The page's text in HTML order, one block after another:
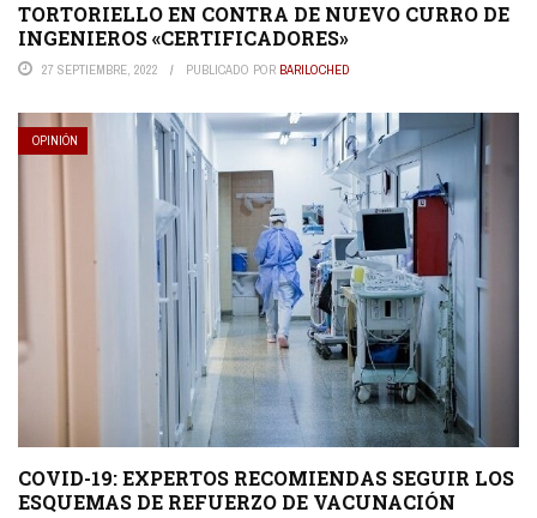
TORTORIELLO EN CONTRA DE NUEVO CURRO DE
INGENIEROS «CERTIFICADORES»
27 SEPTIEMBRE, 2022 PUBLICADO POR BARILOCHED
OPINIÓN
COVID-19: EXPERTOS RECOMIENDAS SEGUIR LOS
ESQUEMAS DE REFUERZO DE VACUNACIÓN